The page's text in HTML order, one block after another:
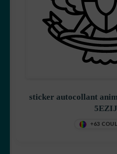
sticker autocollant
5EZIJ
+63